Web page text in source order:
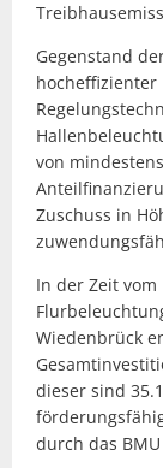
Gegenstand
hocheffizienter
von
Zuschuss in
In der Zeit vom
Wiedenbrück
dieser sind
durch das